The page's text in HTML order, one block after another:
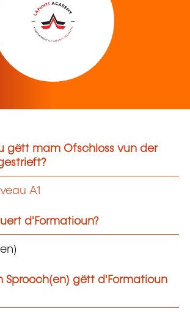
gëtt mam Ofschloss vun der
A1
d'Formatioun?
Sprooch(en) gëtt d'Formatioun